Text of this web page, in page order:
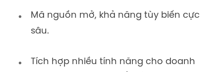
Mã nguồn mở, khả năng tùy biến cực
sâu.
Tích hợp nhiều tính năng cho doanh